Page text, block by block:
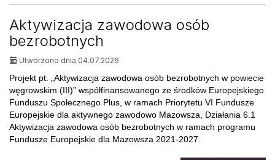
Pomoc
Aktywizacja zawodowa osób
bezrobotnych
Utworzono dnia 04.07.2026
Projekt pt. „Aktywizacja zawodowa osób bezrobotnych w powiecie
węgrowskim (III)” współfinansowanego ze środków Europejskiego
Funduszu Społecznego Plus, w ramach Priorytetu VI Fundusze
Europejskie dla aktywnego zawodowo Mazowsza, Działania 6.1
Aktywizacja zawodowa osób bezrobotnych w ramach programu
Fundusze Europejskie dla Mazowsza 2021-2027.